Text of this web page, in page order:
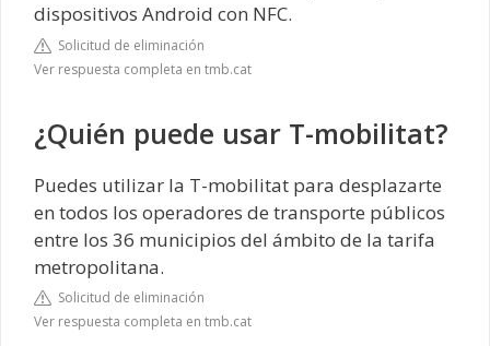
dispositivos Android con NFC.
Solicitud de eliminación
Ver respuesta completa en tmb.cat
¿Quién puede usar T-mobilitat?
Puedes utilizar la T-mobilitat para desplazarte
en todos los operadores de transporte públicos
entre los 36 municipios del ámbito de la tarifa
metropolitana.
Solicitud de eliminación
Ver respuesta completa en tmb.cat